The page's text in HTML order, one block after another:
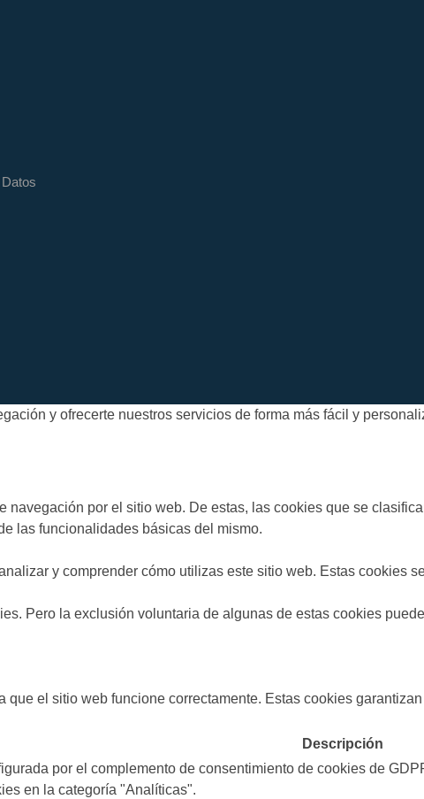
y ofrecerte nuestros servicios de forma más fácil y
por el sitio web. De estas, las cookies que se
las funcionalidades básicas del mismo.
y comprender cómo utilizas este sitio web. Estas cookies
Pero la exclusión voluntaria de algunas de estas cookies
el sitio web funcione correctamente. Estas cookies
Descripción
por el complemento de consentimiento de cookies de
en la categoría "Analíticas".